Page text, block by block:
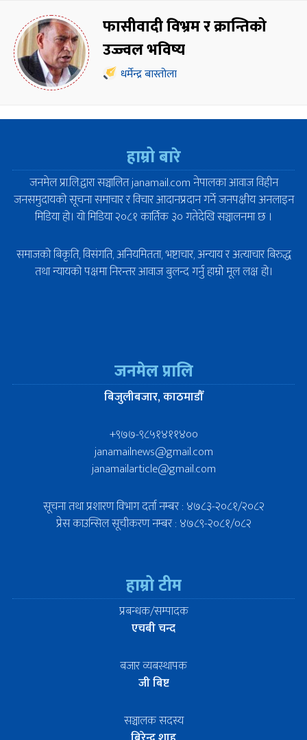
फासीवादी विभ्रम र क्रान्तिको
उज्ज्वल भविष्य
धर्मेन्द्र बास्तोला
हाम्रो बारे
जनमेल प्रा.लि.द्वारा सञ्चालित janamail.com नेपालका आवाज विहीन
जनसमुदायको सूचना समाचार र विचार आदानप्रदान गर्ने जनपक्षीय अनलाइन
मिडिया हो। यो मिडिया २०८१ कार्तिक ३० गतेदेखि सञ्चालनमा छ ।
समाजको बिकृति, विसंगति, अनियमितता, भष्टाचार, अन्याय र अत्याचार बिरुद्ध
तथा न्यायको पक्षमा निरन्तर आवाज बुलन्द गर्नु हाम्रो मूल लक्ष हो।
जनमेल प्रालि
बिजुलीबजार, काठमाडौँ
+९७७-९८५१४११४००
janamailnews@gmail.com
janamailarticle@gmail.com
सूचना तथा प्रशारण विभाग दर्ता नम्बर : ४७८३-२०८१/२०८२
प्रेस काउन्सिल सूचीकरण नम्बर : ४७८९-२०८१/०८२
हाम्रो टीम
प्रबन्धक/सम्पादक
एचबी चन्द
बजार व्यबस्थापक
जी बिष्ट
सञ्चालक सदस्य